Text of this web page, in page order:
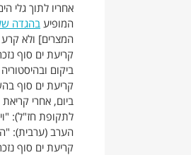
אחריו לתוך גלי
המופיעבהגדה
המצרים] ולא קרע
קריעת ים סוף
ביקום
קריעת ים סוף
ביום, אחרי
לתקופת חז"ל):
הערב (ערבית):
קריעת ים סוף